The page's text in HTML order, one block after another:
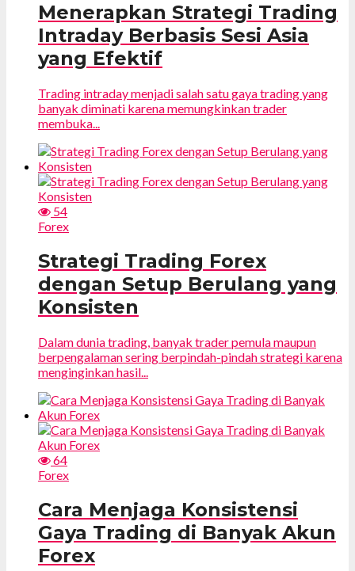
Menerapkan Strategi Trading
Intraday Berbasis Sesi Asia
yang Efektif
Trading intraday menjadi salah satu gaya trading yang
banyak diminati karena memungkinkan trader
membuka...
54
Forex
Strategi Trading Forex
dengan Setup Berulang yang
Konsisten
Dalam dunia trading, banyak trader pemula maupun
berpengalaman sering berpindah-pindah strategi karena
menginginkan hasil...
64
Forex
Cara Menjaga Konsistensi
Gaya Trading di Banyak Akun
Forex